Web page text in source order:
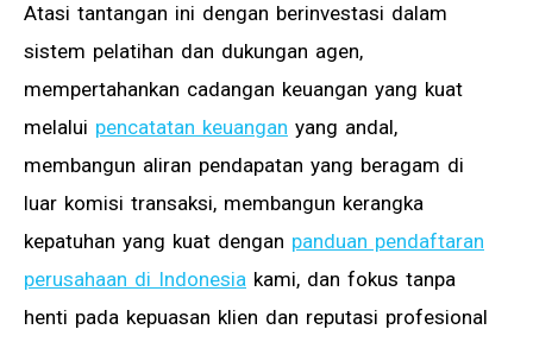
Atasi tantangan ini dengan berinvestasi dalam
sistem pelatihan dan dukungan agen,
mempertahankan cadangan keuangan yang kuat
melalui pencatatan keuangan yang andal,
membangun aliran pendapatan yang beragam di
luar komisi transaksi, membangun kerangka
kepatuhan yang kuat dengan panduan pendaftaran
perusahaan di Indonesia kami, dan fokus tanpa
henti pada kepuasan klien dan reputasi profesional